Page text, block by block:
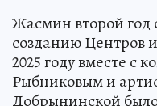
Жасмин второй год
созданию Центров
2025 году вместе с
Рыбниковым и
Добрынинской